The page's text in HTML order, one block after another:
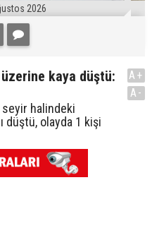
2026
kaya düştü:
seyir halindeki
düştü, olayda 1 kişi
A+
A-